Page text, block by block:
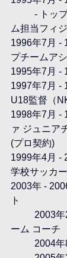
ム担当フィ
1996年7月 -
プチームア
1995年7月 -
1997年7月 -
U18監督（
1998年7月 -
ァ ジュニア
(プロ契約)
1999年4月 -
学校サッカ
2003年 -
ト
ーム コーチ
2004